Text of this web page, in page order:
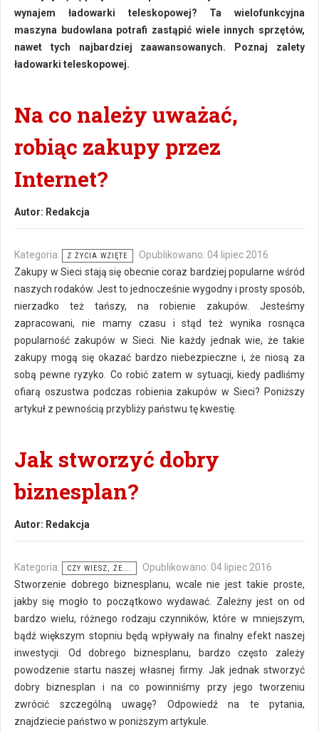
wynajem ładowarki teleskopowej? Ta wielofunkcyjna
maszyna budowlana potrafi zastąpić wiele innych sprzętów,
nawet tych najbardziej zaawansowanych. Poznaj zalety
ładowarki teleskopowej.
Na co należy uważać,
robiąc zakupy przez
Internet?
Autor: Redakcja
Kategoria: Z ŻYCIA WZIĘTE
Opublikowano: 04 lipiec 2016
Zakupy w Sieci stają się obecnie coraz bardziej popularne wśród
naszych rodaków. Jest to jednocześnie wygodny i prosty sposób,
nierzadko też tańszy, na robienie zakupów. Jesteśmy
zapracowani, nie mamy czasu i stąd też wynika rosnąca
popularność zakupów w Sieci. Nie każdy jednak wie, że takie
zakupy mogą się okazać bardzo niebezpieczne i, że niosą za
sobą pewne ryzyko. Co robić zatem w sytuacji, kiedy padliśmy
ofiarą oszustwa podczas robienia zakupów w Sieci? Poniższy
artykuł z pewnością przybliży państwu tę kwestię.
Jak stworzyć dobry
biznesplan?
Autor: Redakcja
Kategoria: CZY WIESZ, ŻE...
Opublikowano: 04 lipiec 2016
Stworzenie dobrego biznesplanu, wcale nie jest takie proste,
jakby się mogło to początkowo wydawać. Zależny jest on od
bardzo wielu, różnego rodzaju czynników, które w mniejszym,
bądź większym stopniu będą wpływały na finalny efekt naszej
inwestycji. Od dobrego biznesplanu, bardzo często zależy
powodzenie startu naszej własnej firmy. Jak jednak stworzyć
dobry biznesplan i na co powinniśmy przy jego tworzeniu
zwrócić szczególną uwagę? Odpowiedź na te pytania,
znajdziecie państwo w poniższym artykule.